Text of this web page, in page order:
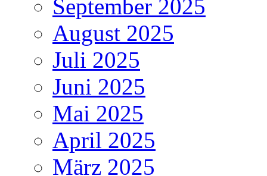
September 2025
August 2025
Juli 2025
Juni 2025
Mai 2025
April 2025
März 2025